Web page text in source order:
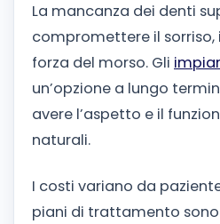
La mancanza dei denti
compromettere il sorriso,
forza del morso. Gli
un’opzione a lungo
avere l’aspetto e il
naturali.
I costi variano da
piani di trattamento